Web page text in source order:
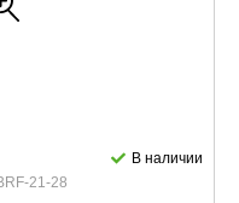
21-28
В наличии